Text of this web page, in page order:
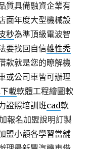
質具備融資企業有
面年度大型機械設
秒為準頂級電波智
要找回自信雄性禿
款就是您的瞭解機
或公司車皆可辦理
載軟體工程繪圖軟
證照培訓班cad軟
報名加盟說明訂製
盟小額各學習當舖